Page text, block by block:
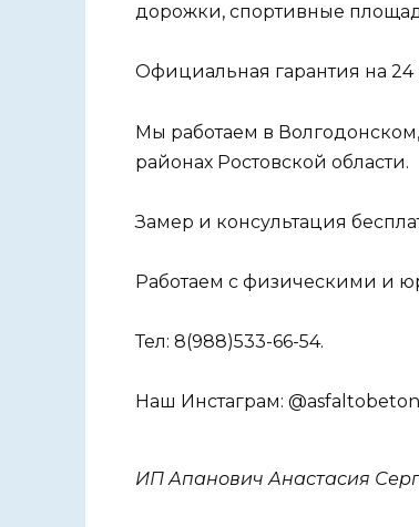
дорожки, спортивные
Официальная гарантия на 24
Мы работаем в
районах Ростовской области.
Замер и консультация
Работаем с физическими и
Тел: 8(988)533-66-54.
Наш Инстаграм:
ИП Апанович Анастасия